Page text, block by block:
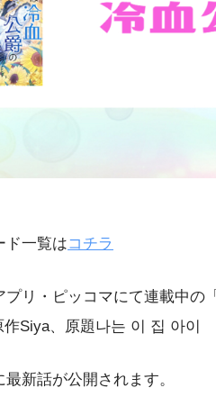
一覧はコチラ
プリ・ピッコマにて連載中の「
Siya、原題나는 이 집 아이
新話が公開されます。